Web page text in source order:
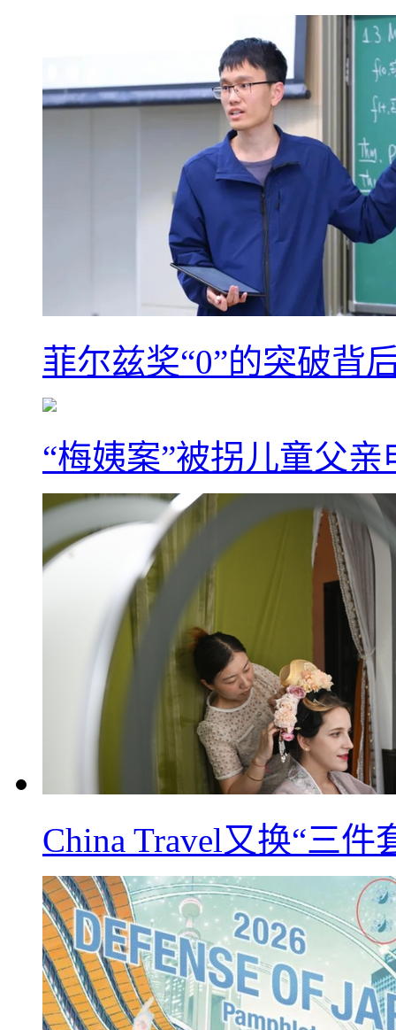
菲尔兹奖“0”的突破背
“梅姨案”被拐儿童父
China Travel又换“三